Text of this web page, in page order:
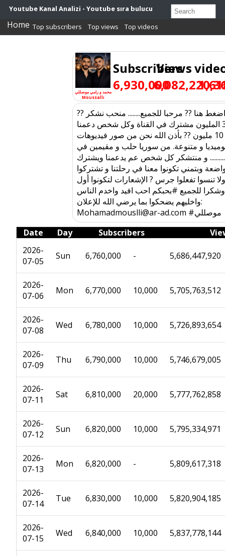
Youtube Kanal Analizi - Youtube sıra bulucu
Home Top subscribers Top views Top videos
محمد و رامي موصللي
Moussallı
Subscribers
6,930,000
Views
?? رابط مواقعي اضغط هنا ?? مرحبا للجميع........ منحب نشكر
الجميع ع 3 المليون مشترك في القناة وكل شخص دعمنا
وهدفنا الثاني 10 مليون ?? بأذن الله نحن من صور فيديوهات
و متنوعة. من سوريا حلب و مقيمين في
و منتشكر كل شخص عم يدعمنا ويشترك
وبتمني تكونوا معنا في رحلتنا و تشتركوا
تنسوا تفعلوا جرس ? الإشعارات لتكونوا أول
للجميع #بحبكم احب افيد واخدم الناس
واخليهم يضحكوا بما يرضي الله للإعلان:
Mohamadmouslli@ar-ad.com #موصللي
Date
Day Subscribers
2026-
07-05
Sun 6,760,000 - 5,686,447,920
2026-
07-06
Mon 6,770,000 10,000 5,705,763,512
2026-
07-08
Wed 6,780,000 10,000 5,726,893,654
2026-
07-09
Thu 6,790,000 10,000 5,746,679,005
2026-
07-11
Sat 6,810,000 20,000 5,777,762,858
2026-
07-12
Sun 6,820,000 10,000 5,795,334,971
2026-
07-13
Mon 6,820,000 - 5,809,617,318
2026-
07-14
Tue 6,830,000 10,000 5,820,904,185
2026-
07-15
Wed 6,840,000 10,000 5,837,778,144